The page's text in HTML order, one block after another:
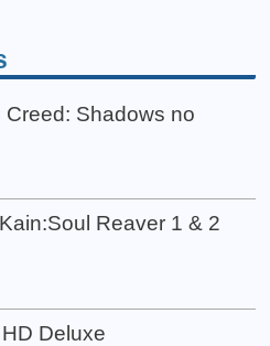
Creed: Shadows no
Reaver 1 & 2
Deluxe